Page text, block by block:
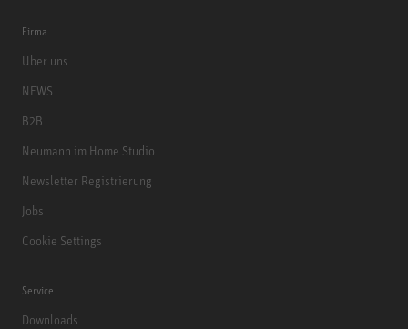
Firma
Über uns
NEWS
B2B
Neumann im Home Studio
Newsletter Registrierung
Jobs
Cookie Settings
Service
Downloads